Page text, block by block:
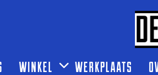
WINKEL WERKPLAATS